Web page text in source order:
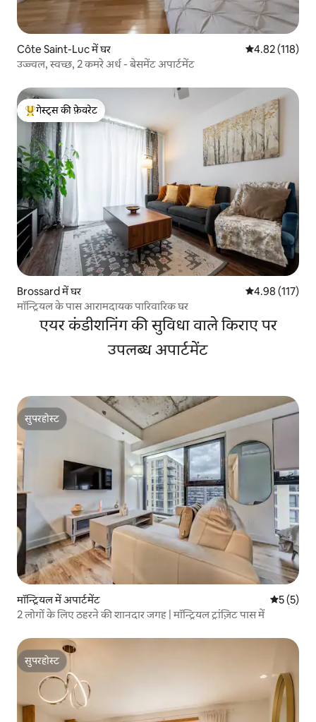
Côte Saint-Luc में घर औसत रेटिंग 5 में से
4.82 (118)
उज्ज्वल, स्वच्छ, 2 कमरे अर्ध - बेसमेंट अपार्टमेंट
गेस्ट्स का टॉप फ़ेवरेट
गेस्ट्स की फ़ेवरेट
Brossard में घर औसत रेटिंग 5 में से
4.98 (117)
मॉन्ट्रियल के पास आरामदायक पारिवारिक घर
एयर कंडीशनिंग की सुविधा वाले किराए पर
उपलब्ध अपार्टमेंट
सुपरहोस्ट
सुपरहोस्ट
मॉन्ट्रियल में अपार्टमेंट औसत रेटिंग
5 (5)
2 लोगों के लिए ठहरने की शानदार जगह | मॉन्ट्रियल ट्रांज़िट पास में
सुपरहोस्ट
सुपरहोस्ट